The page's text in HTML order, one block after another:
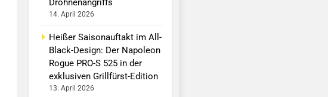
Drohnenangriffs
14. April 2026
Heißer Saisonauftakt im All-
Black-Design: Der Napoleon
Rogue PRO-S 525 in der
exklusiven Grillfürst-Edition
13. April 2026